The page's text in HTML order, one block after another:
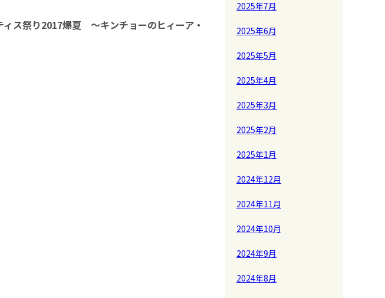
ィス祭り2017爆夏 ～キンチョーのヒィーア・
2025年7月
2025年6月
2025年5月
2025年4月
2025年3月
2025年2月
2025年1月
2024年12月
2024年11月
2024年10月
2024年9月
2024年8月